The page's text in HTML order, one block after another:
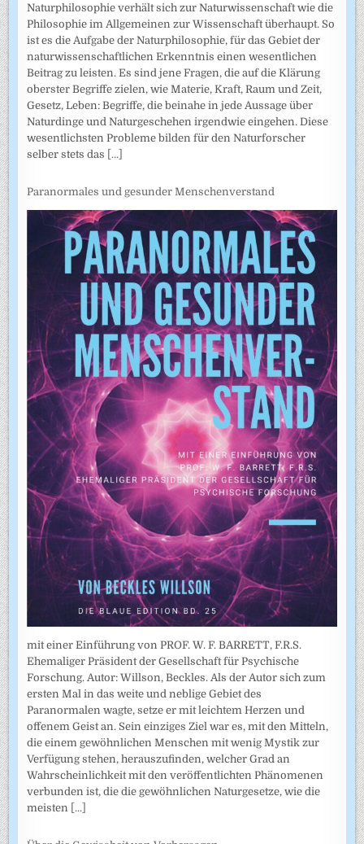
Naturphilosophie verhält sich zur Naturwissenschaft wie die
Philosophie im Allgemeinen zur Wissenschaft überhaupt. So
ist es die Aufgabe der Naturphilosophie, für das Gebiet der
naturwissenschaftlichen Erkenntnis einen wesentlichen
Beitrag zu leisten. Es sind jene Fragen, die auf die Klärung
oberster Begriffe zielen, wie Materie, Kraft, Raum und Zeit,
Gesetz, Leben: Begriffe, die beinahe in jede Aussage über
Naturdinge und Naturgeschehen irgendwie eingehen. Diese
wesentlichsten Probleme bilden für den Naturforscher
selber stets das [...]
Paranormales und gesunder Menschenverstand
mit einer Einführung von PROF. W. F. BARRETT, F.R.S.
Ehemaliger Präsident der Gesellschaft für Psychische
Forschung. Autor: Willson, Beckles. Als der Autor sich zum
ersten Mal in das weite und neblige Gebiet des
Paranormalen wagte, setze er mit leichtem Herzen und
offenem Geist an. Sein einziges Ziel war es, mit den Mitteln,
die einem gewöhnlichen Menschen mit wenig Mystik zur
Verfügung stehen, herauszufinden, welcher Grad an
Wahrscheinlichkeit mit den veröffentlichten Phänomenen
verbunden ist, die die gewöhnlichen Naturgesetze, wie die
meisten [...]